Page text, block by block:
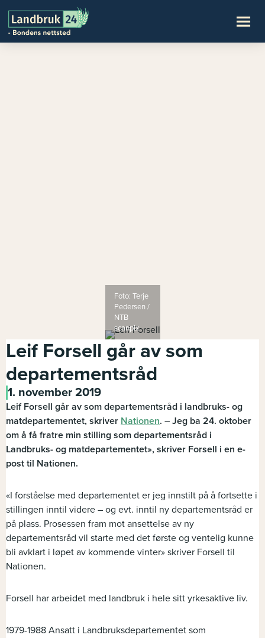
Foto: Terje
Pedersen /
NTB
scanpix
Leif Forsell går av som
departementsråd
1. november 2019
Leif Forsell går av som departementsråd i landbruks- og
matdepartementet, skriver Nationen. – Jeg ba 24. oktober
om å få fratre min stilling som departementsråd i
Landbruks- og matdepartementet», skriver Forsell i en e-
post til Nationen.
«I forståelse med departementet er jeg innstilt på å fortsette i
stillingen inntil videre – og evt. inntil ny departementsråd er
på plass. Prosessen fram mot ansettelse av ny
departementsråd vil starte med det første og ventelig kunne
bli avklart i løpet av kommende vinter» skriver Forsell til
Nationen.
Forsell har arbeidet med landbruk i hele sitt yrkesaktive liv.
1979-1988 Ansatt i Landbruksdepartementet som